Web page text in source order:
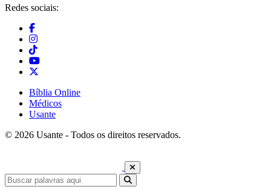
Redes sociais:
Bíblia Online
Médicos
Usante
© 2026 Usante - Todos os direitos reservados.